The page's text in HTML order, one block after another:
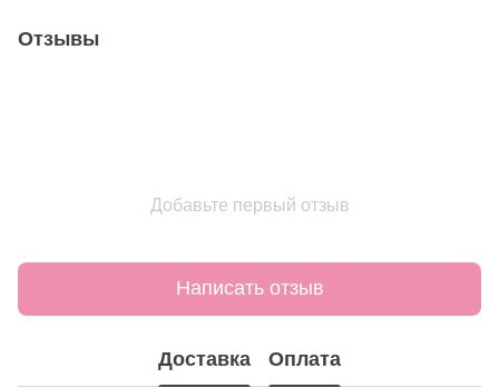
Отзывы
Добавьте первый отзыв
Написать отзыв
Доставка Оплата